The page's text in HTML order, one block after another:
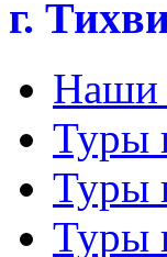
г.
Наши
Туры
Туры
Туры